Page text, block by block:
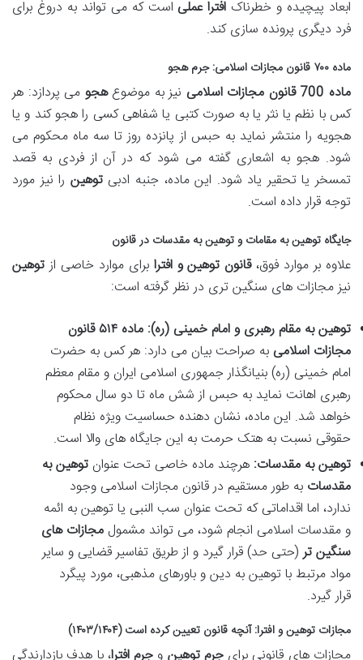
ابعاد پیچیده و خطرناک افترا عملی است که می تواند به دروغ برای
فرد دیگری پرونده سازی کند.
ماده ۷۰۰ قانون مجازات اسلامی : جرم هجو
ماده 700 قانون مجازات اسلامی نیز به موضوعهجو می پردازد: هر
کس با نظم یا نثر یا به صورت کتبی یا شفاهی کسی را هجو کند و یا
هجویه را منتشر نماید به حبس از پانزده روز تا سه ماه محکوم می
شود. هجو به اشعاری گفته می شود که در آن از فردی به قصد
تمسخر یا تحقیر یاد شود. این ماده، جنبه ادبیتوهین را نیز مورد
توجه قرار داده است.
جایگاه توهین به مقامات وتوهین به مقدسات در قانون
علاوه بر موارد فوق،قانون توهین و افترا برای موارد خاصی ازتوهین
نیز مجازات های سنگین تری در نظر گرفته است:
توهین به مقام رهبری و امام خمینی (ره):
ماده ۵۱۴ قانون
مجازات اسلامی به صراحت بیان می دارد: هر کس به حضرت
امام خمینی (ره) بنیانگذار جمهوری اسلامی ایران و مقام معظم
رهبری اهانت نماید به حبس از شش ماه تا دو سال محکوم
خواهد شد. این ماده، نشان دهنده حساسیت ویژه نظام
حقوقی نسبت به هتک حرمت به این جایگاه های والا است.
توهین به مقدسات: هرچند ماده خاصی تحت عنوان توهین به
مقدسات به طور مستقیم در قانون مجازات اسلامی وجود
ندارد، اما اقداماتی که تحت عنوان سب النبی یا توهین به ائمه
و مقدسات اسلامی انجام شود، می تواند مشمول مجازات های
سنگین تر(حتی حد) قرار گیرد و از طریق تفاسیر قضایی و سایر
مواد مرتبط با توهین به دین و باورهای مذهبی، مورد پیگرد
قرار گیرد.
مجازات توهین و افترا: آنچه قانون تعیین کرده است (۱۴۰۳/۱۴۰۴)
مجازات های قانونی برایجرم توهین وجرم افترا، با هدف بازدارندگی